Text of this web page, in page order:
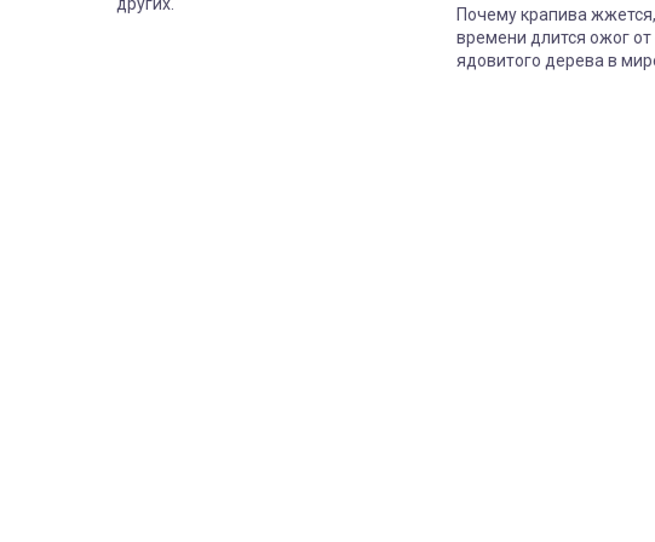
Почему крапива
времени длится ожог от
ядовитого дерева в